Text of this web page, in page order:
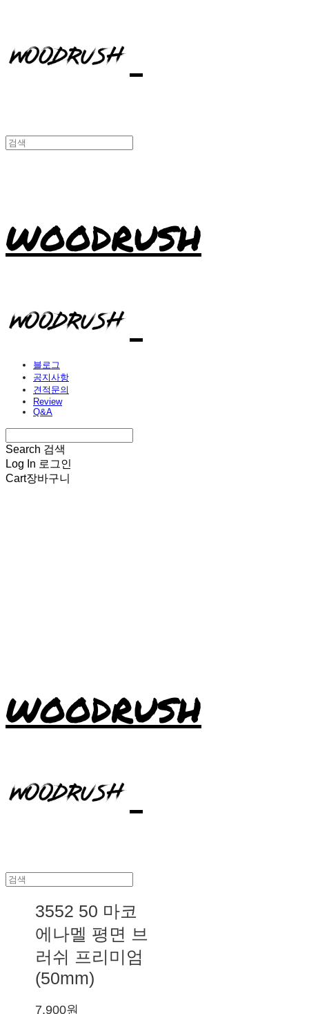
WOODRUSH
블로그
공지사항
견적문의
Review
Q&A
Search 검색
Log In 로그인
Cart장바구니
WOODRUSH
3552 50 마코
에나멜 평면 브
러쉬 프리미엄
(50mm)
7,900원